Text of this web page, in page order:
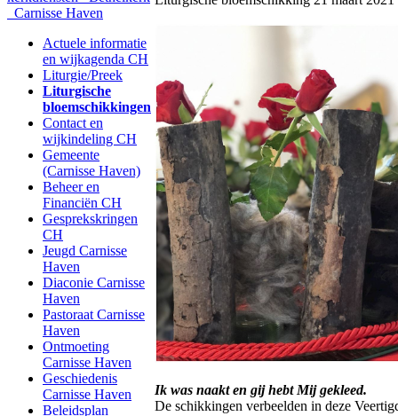
Carnisse Haven
Actuele informatie
en wijkagenda CH
Liturgie/Preek
Liturgische
bloemschikkingen
Contact en
wijkindeling CH
Gemeente
(Carnisse Haven)
Beheer en
Financiën CH
Gesprekskringen
CH
Jeugd Carnisse
Haven
Diaconie Carnisse
Haven
Pastoraat Carnisse
Haven
Ontmoeting
Carnisse Haven
Geschiedenis
Carnisse Haven
Beleidsplan
Ik was naakt en gij hebt Mij gekleed.
De schikkingen verbeelden in deze